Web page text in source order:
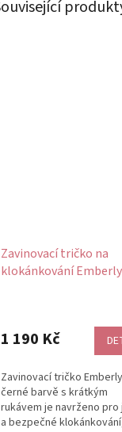
Zavinovací tričko na
klokánkování
1 190 Kč
Zavinovací tričko
černé barvě s krátkým
rukávem je navrženo pro
a bezpečné